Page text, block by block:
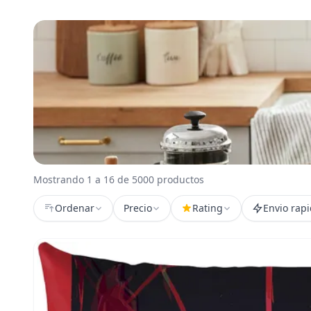
Mostrando 1 a 16 de 5000 productos
Ordenar Precio Rating Envio